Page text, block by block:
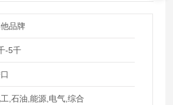
品牌
-5千
,石油,能源,电气,综合